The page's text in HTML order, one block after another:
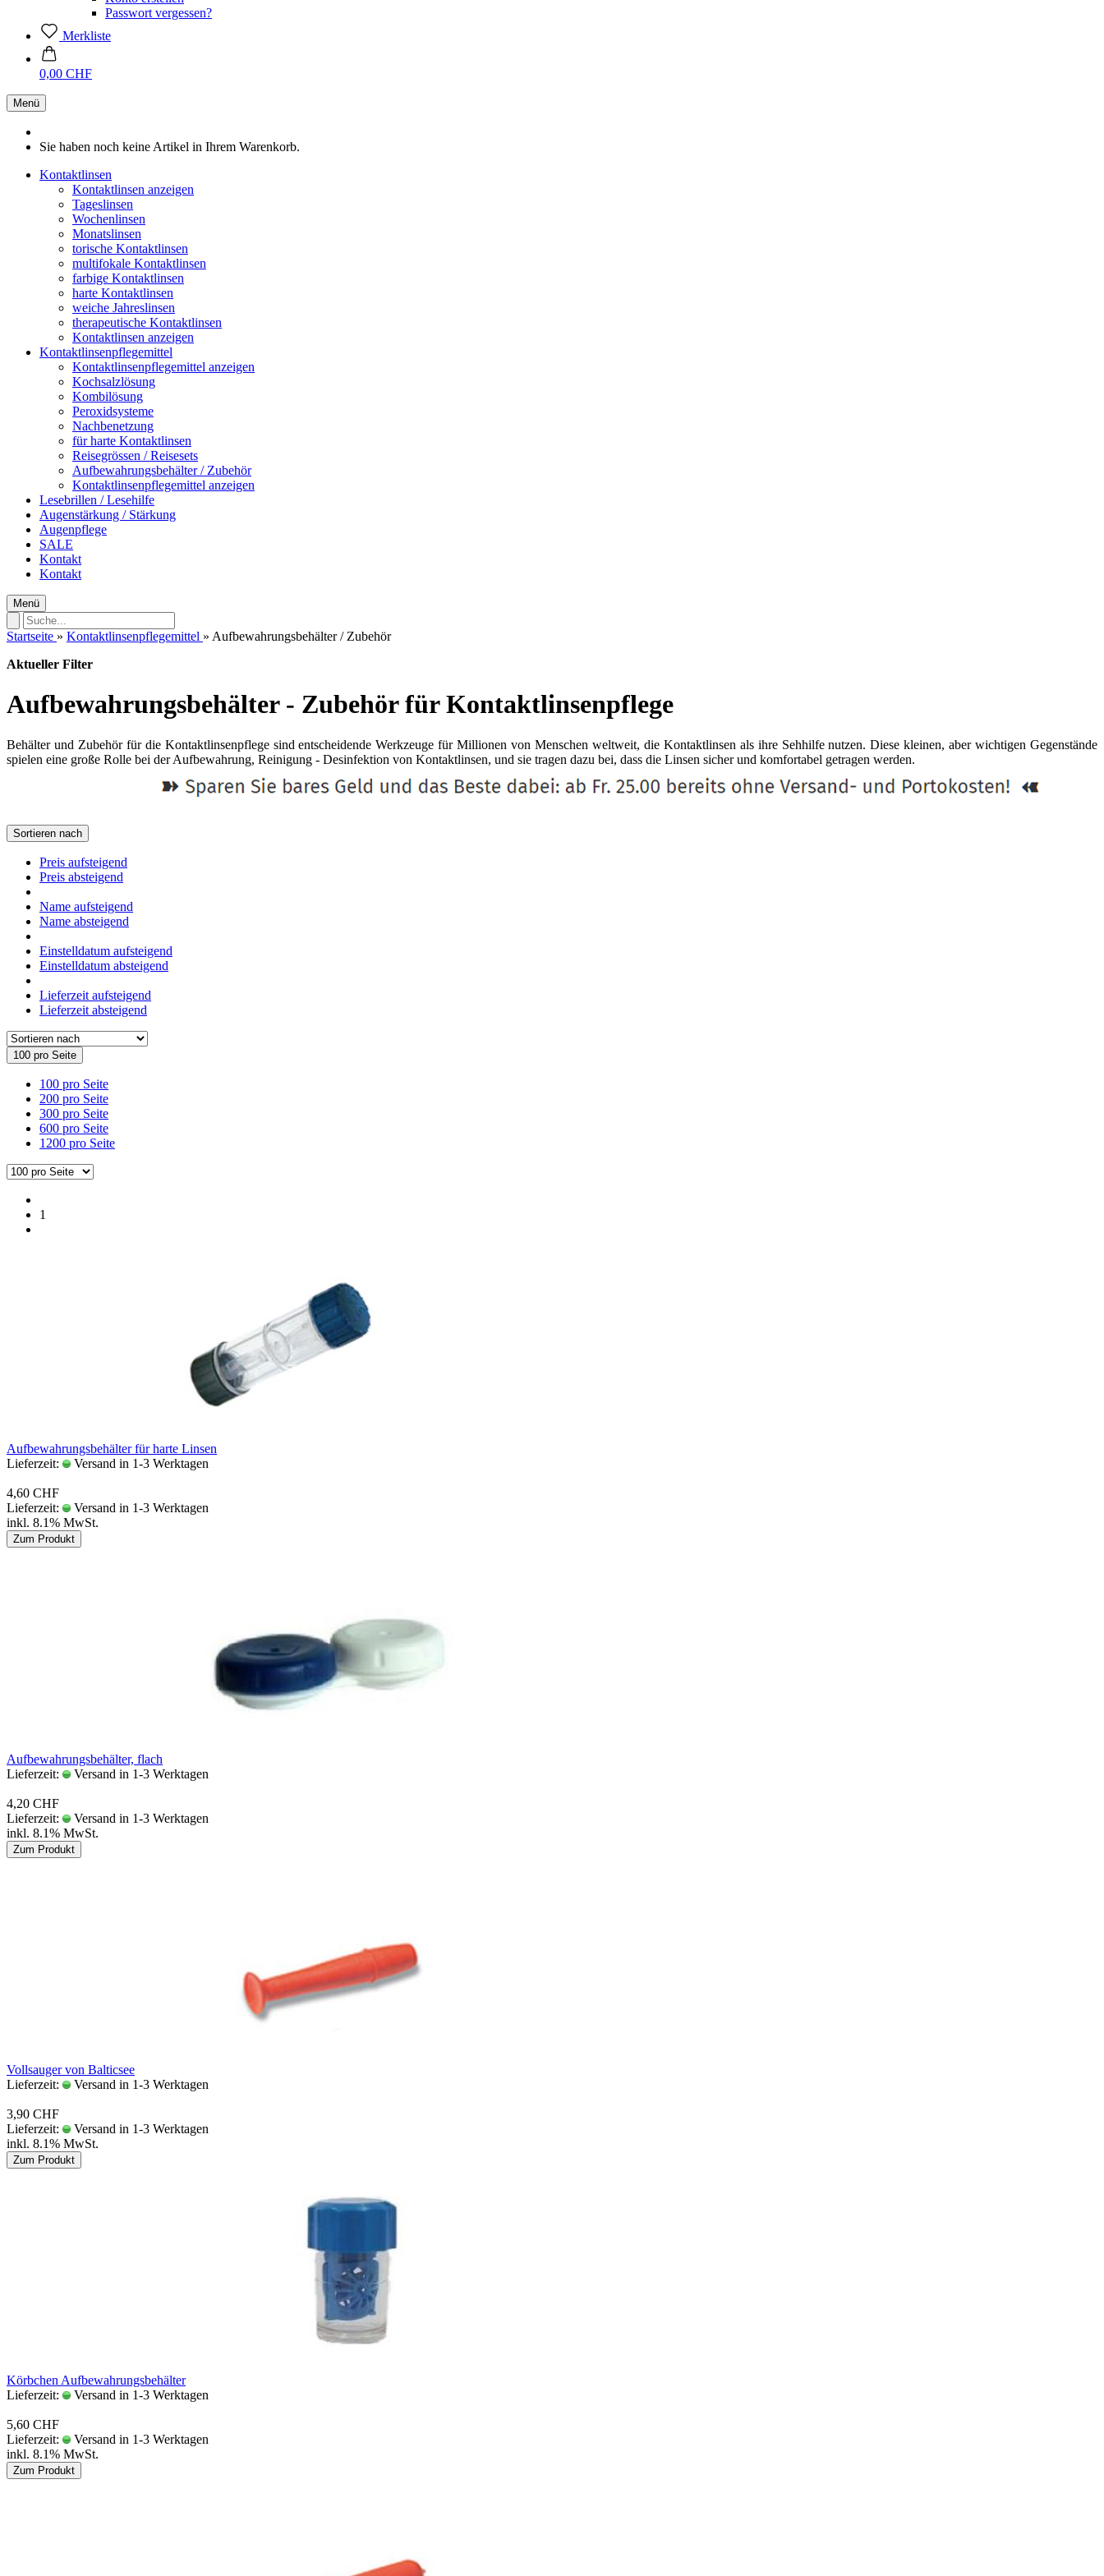
Passwort vergessen?
Merkliste
0,00 CHF
Menü
Sie haben noch keine Artikel in Ihrem Warenkorb.
Kontaktlinsen
Kontaktlinsen anzeigen
Tageslinsen
Wochenlinsen
Monatslinsen
torische Kontaktlinsen
multifokale Kontaktlinsen
farbige Kontaktlinsen
harte Kontaktlinsen
weiche Jahreslinsen
therapeutische Kontaktlinsen
Kontaktlinsen anzeigen
Kontaktlinsenpflegemittel
Kontaktlinsenpflegemittel anzeigen
Kochsalzlösung
Kombilösung
Peroxidsysteme
Nachbenetzung
für harte Kontaktlinsen
Reisegrössen / Reisesets
Aufbewahrungsbehälter / Zubehör
Kontaktlinsenpflegemittel anzeigen
Lesebrillen / Lesehilfe
Augenstärkung / Stärkung
Augenpflege
SALE
Kontakt
Kontakt
Menü
Startseite » Kontaktlinsenpflegemittel » Aufbewahrungsbehälter / Zubehör
Aktueller Filter
Aufbewahrungsbehälter - Zubehör für Kontaktlinsenpflege
Behälter und Zubehör für die Kontaktlinsenpflege sind entscheidende Werkzeuge für Millionen von Menschen weltweit, die Kontaktlinsen als ihre Sehhilfe nutzen. Diese kleinen, aber wichtigen Gegenstände
spielen eine große Rolle bei der Aufbewahrung, Reinigung - Desinfektion von Kontaktlinsen, und sie tragen dazu bei, dass die Linsen sicher und komfortabel getragen werden.
Sortieren nach
Preis aufsteigend
Preis absteigend
Name aufsteigend
Name absteigend
Einstelldatum aufsteigend
Einstelldatum absteigend
Lieferzeit aufsteigend
Lieferzeit absteigend
100 pro Seite
100 pro Seite
200 pro Seite
300 pro Seite
600 pro Seite
1200 pro Seite
1
Auf­be­wah­rungs­be­häl­ter für harte Lin­sen
Lieferzeit:
Versand in 1-3 Werktagen
4,60 CHF
Lieferzeit:
Versand in 1-3 Werktagen
inkl. 8.1% MwSt.
Zum Produkt
Auf­be­wah­rungs­be­häl­ter, flach
Lieferzeit:
Versand in 1-3 Werktagen
4,20 CHF
Lieferzeit:
Versand in 1-3 Werktagen
inkl. 8.1% MwSt.
Zum Produkt
Voll­sau­ger von Bal­tic­see
Lieferzeit:
Versand in 1-3 Werktagen
3,90 CHF
Lieferzeit:
Versand in 1-3 Werktagen
inkl. 8.1% MwSt.
Zum Produkt
Körb­chen Auf­be­wah­rungs­be­häl­ter
Lieferzeit:
Versand in 1-3 Werktagen
5,60 CHF
Lieferzeit:
Versand in 1-3 Werktagen
inkl. 8.1% MwSt.
Zum Produkt